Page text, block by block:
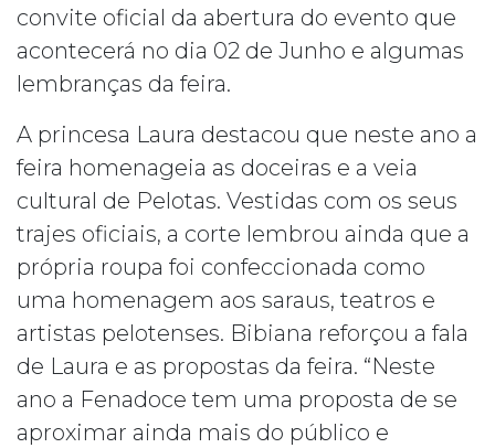
convite oficial da abertura do evento que
acontecerá no dia 02 de Junho e algumas
lembranças da feira.
A princesa Laura destacou que neste ano a
feira homenageia as doceiras e a veia
cultural de Pelotas. Vestidas com os seus
trajes oficiais, a corte lembrou ainda que a
própria roupa foi confeccionada como
uma homenagem aos saraus, teatros e
artistas pelotenses. Bibiana reforçou a fala
de Laura e as propostas da feira. “Neste
ano a Fenadoce tem uma proposta de se
aproximar ainda mais do público e